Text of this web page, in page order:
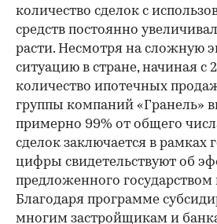
количество сделок с
средств постоянно
расти. Несмотря на сложную
ситуацию в стране, начиная с
количество ипотечных
группы компаний «Гранель»
примерно 99% от общего
сделок заключается в рамках
цифры свидетельствуют об
предложенного государством
Благодаря программе
многим застройщикам и